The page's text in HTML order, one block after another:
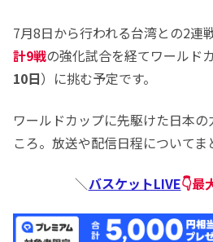
7月8日から行われる台湾との2連
計9戦の強化試合を経てワールド
10日）に挑む予定です。
ワールドカップに先駆けた日本
ころ。放送や配信日程についてま
＼バスケットLIVE👇最